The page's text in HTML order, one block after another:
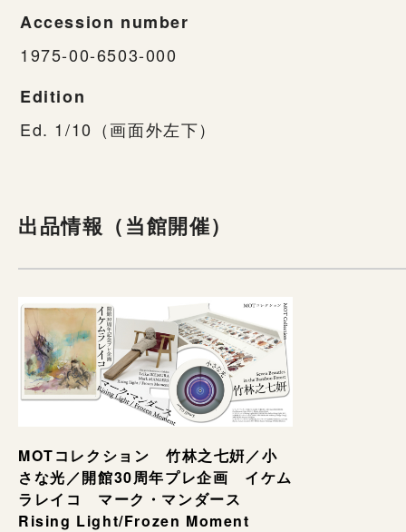
Accession number
1975-00-6503-000
Edition
Ed. 1/10（画面外左下）
出品情報（当館開催）
MOTコレクション 竹林之七姸／小
さな光／開館30周年プレ企画 イケム
ラレイコ マーク・マンダース
Rising Light/Frozen Moment